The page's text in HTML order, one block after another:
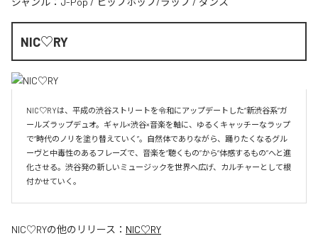
NIC♡RY
NIC♡RYは、平成の渋谷ストリートを令和にアップデートした“新渋谷系”ガ
ールズラップデュオ。ギャル×渋谷×音楽を軸に、ゆるくキャッチーなラップ
で“時代のノリを塗り替えていく”。自然体でありながら、踊りたくなるグル
ーヴと中毒性のあるフレーズで、音楽を“聴くもの”から“体感するもの”へと進
化させる。渋谷発の新しいミュージックを世界へ広げ、カルチャーとして根
付かせていく。
NIC♡RYの他のリリース： NIC♡RY